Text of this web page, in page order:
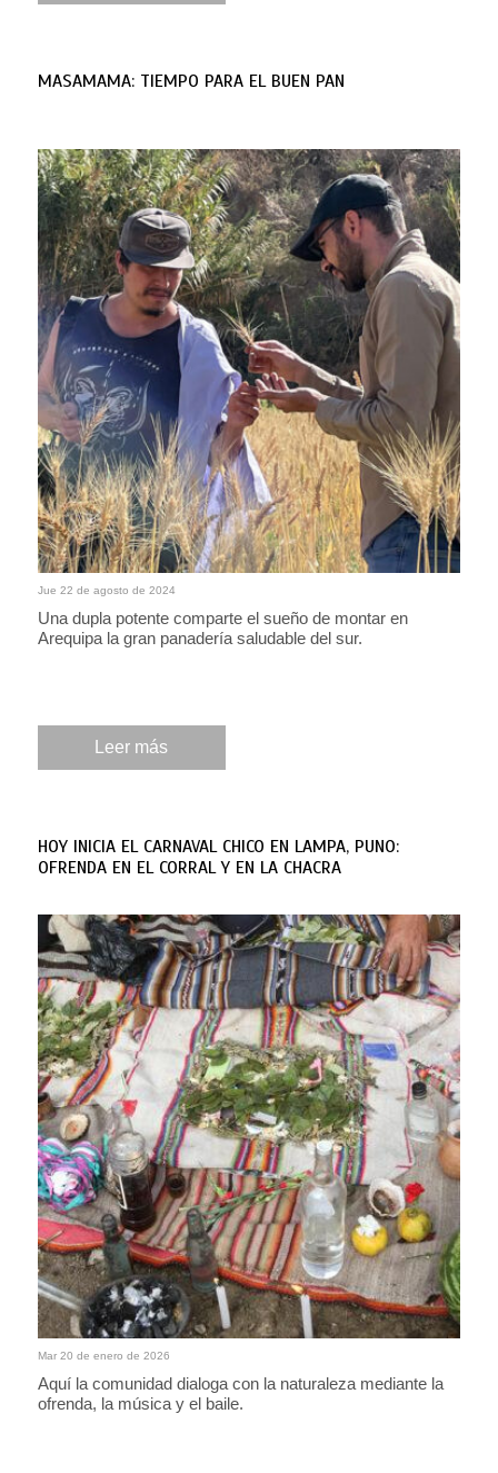
MASAMAMA: TIEMPO PARA EL BUEN PAN
Por: María Elena Cornejo
Jue 22 de agosto de 2024
Una dupla potente comparte el sueño de montar en
Arequipa la gran panadería saludable del sur.
Leer más
HOY INICIA EL CARNAVAL CHICO EN LAMPA, PUNO:
OFRENDA EN EL CORRAL Y EN LA CHACRA
Por: Sonaly Tuesta
Mar 20 de enero de 2026
Aquí la comunidad dialoga con la naturaleza mediante la
ofrenda, la música y el baile.